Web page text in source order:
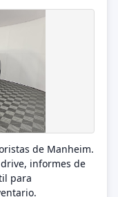
de Manheim.
informes de
para